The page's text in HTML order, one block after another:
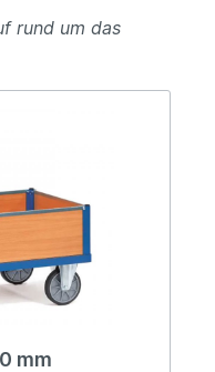
rund um das
mm